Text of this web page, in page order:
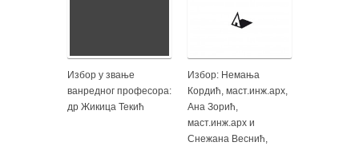
Избор у звање
ванредног професора:
др Жикица Текић
Избор: Немања
Кордић, маст.инж.арх,
Ана Зорић,
маст.инж.арх и
Снежана Веснић,